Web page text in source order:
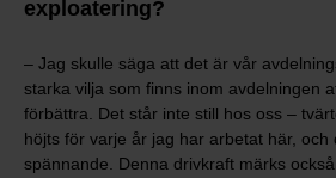
exploatering?
– Jag skulle säga att det är vår
starka vilja som finns inom avdelningen
förbättra. Det står inte still hos oss –
höjts för varje år jag har arbetat här, och
spännande. Denna drivkraft märks